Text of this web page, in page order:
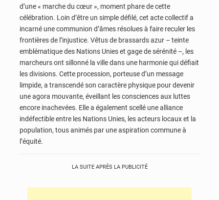
d’une « marche du cœur », moment phare de cette
célébration. Loin d’être un simple défilé, cet acte collectif a
incarné une communion d’âmes résolues à faire reculer les
frontières de l’injustice. Vêtus de brassards azur – teinte
emblématique des Nations Unies et gage de sérénité –, les
marcheurs ont sillonné la ville dans une harmonie qui défiait
les divisions. Cette procession, porteuse d’un message
limpide, a transcendé son caractère physique pour devenir
une agora mouvante, éveillant les consciences aux luttes
encore inachevées. Elle a également scellé une alliance
indéfectible entre les Nations Unies, les acteurs locaux et la
population, tous animés par une aspiration commune à
l’équité.
LA SUITE APRÈS LA PUBLICITÉ